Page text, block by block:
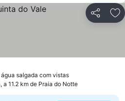
Partilhar
salgada com vistas
a 11.2 km de Praia do Notte